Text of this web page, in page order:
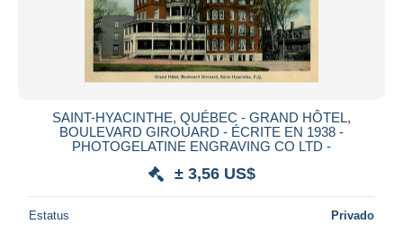
SAINT-HYACINTHE, QUÉBEC - GRAND HÔTEL,
BOULEVARD GIROUARD - ÉCRITE EN 1938 -
PHOTOGELATINE ENGRAVING CO LTD -
± 3,56 US$
Estatus Privado